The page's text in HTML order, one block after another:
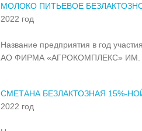
МОЛОКО ПИТЬЕВОЕ
2022 год
Название предприятия в год
АО ФИРМА «АГРОКОМПЛЕКС» ИМ.
СМЕТАНА БЕЗЛАКТОЗНАЯ 15%-
2022 год